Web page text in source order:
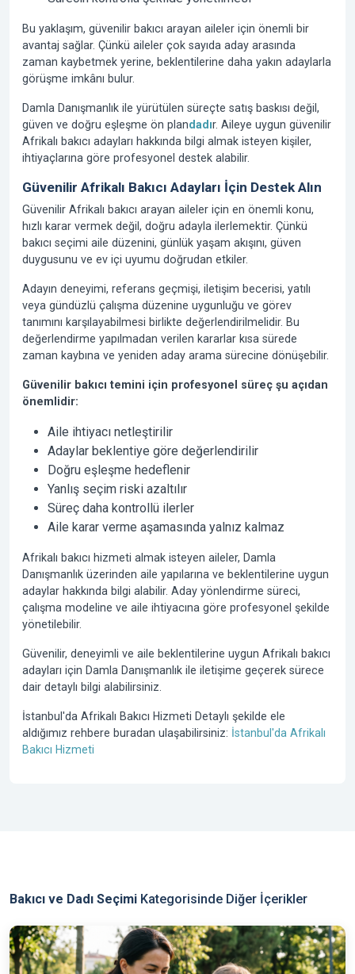
Bu yaklaşım, güvenilir bakıcı arayan aileler için önemli bir
avantaj sağlar. Çünkü aileler çok sayıda aday arasında
zaman kaybetmek yerine, beklentilerine daha yakın adaylarla
görüşme imkânı bulur.
Damla Danışmanlık ile yürütülen süreçte satış baskısı değil,
güven ve doğru eşleşme ön plandadır. Aileye uygun güvenilir
Afrikalı bakıcı adayları hakkında bilgi almak isteyen kişiler,
ihtiyaçlarına göre profesyonel destek alabilir.
Güvenilir Afrikalı Bakıcı Adayları İçin Destek Alın
Güvenilir Afrikalı bakıcı arayan aileler için en önemli konu,
hızlı karar vermek değil, doğru adayla ilerlemektir. Çünkü
bakıcı seçimi aile düzenini, günlük yaşam akışını, güven
duygusunu ve ev içi uyumu doğrudan etkiler.
Adayın deneyimi, referans geçmişi, iletişim becerisi, yatılı
veya gündüzlü çalışma düzenine uygunluğu ve görev
tanımını karşılayabilmesi birlikte değerlendirilmelidir. Bu
değerlendirme yapılmadan verilen kararlar kısa sürede
zaman kaybına ve yeniden aday arama sürecine dönüşebilir.
Güvenilir bakıcı temini için profesyonel süreç şu açıdan
önemlidir:
Aile ihtiyacı netleştirilir
Adaylar beklentiye göre değerlendirilir
Doğru eşleşme hedeflenir
Yanlış seçim riski azaltılır
Süreç daha kontrollü ilerler
Aile karar verme aşamasında yalnız kalmaz
Afrikalı bakıcı hizmeti almak isteyen aileler, Damla
Danışmanlık üzerinden aile yapılarına ve beklentilerine uygun
adaylar hakkında bilgi alabilir. Aday yönlendirme süreci,
çalışma modeline ve aile ihtiyacına göre profesyonel şekilde
yönetilebilir.
Güvenilir, deneyimli ve aile beklentilerine uygun Afrikalı bakıcı
adayları için Damla Danışmanlık ile iletişime geçerek sürece
dair detaylı bilgi alabilirsiniz.
İstanbul'da Afrikalı Bakıcı Hizmeti Detaylı şekilde ele
aldığımız rehbere buradan ulaşabilirsiniz: İstanbul'da Afrikalı
Bakıcı Hizmeti
Bakıcı ve Dadı Seçimi Kategorisinde Diğer İçerikler